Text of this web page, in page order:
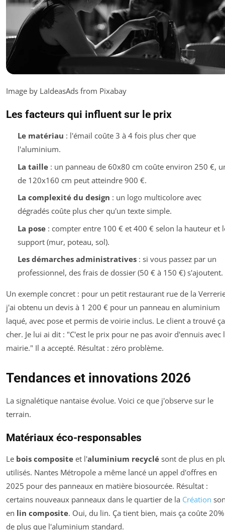
Image by LaIdeasAds from Pixabay
Les facteurs qui influent sur le prix
Le matériau : l'émail coûte 3 à 4 fois plus cher que
l'aluminium.
La taille: un panneau de 60x80 cm coûte environ 250 €,
de 120x160 cm peut atteindre 900 €.
La complexité du design : un logo multicolore avec
dégradés coûte plus cher qu'un texte simple.
La pose: compter entre 100 € et 400 € selon la hauteur et
support (mur, poteau, sol).
Les démarches administratives: si vous passez par un
professionnel, des frais de dossier (50 € à 150 €) s'ajoutent.
Un exemple concret : pour un petit restaurant rue de la
j'ai obtenu un devis à 1 200 € pour un panneau en aluminium
laqué, avec pose et permis de voirie inclus. Le client a trouvé ça
cher. Je lui ai dit : "C'est le prix pour ne pas avoir d'ennuis avec
mairie." Il a accepté. Résultat : zéro problème.
Tendances et innovations 2026
La signalétique nantaise évolue. Voici ce que j'observe sur le
terrain.
Matériaux éco-responsables
Le bois composite et l'aluminium recyclé sont de plus en
utilisés. Nantes Métropole a même lancé un appel d'offres en
2025 pour des panneaux en matière biosourcée. Résultat :
certains nouveaux panneaux dans le quartier de la Création
en lin composite. Oui, du lin. Ça tient bien, mais ça coûte 20%
de plus que l'aluminium standard.